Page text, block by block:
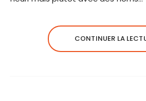
CONTINUER LA